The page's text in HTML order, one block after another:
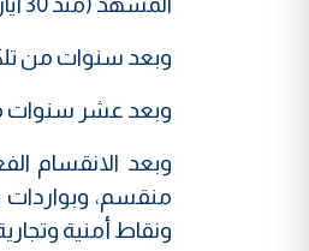
وبعد سنوات من
وبعد عشر سنوات من
وبعد الانقسام
منقسم، وبواردات
ونقاط أمنية وتجارية